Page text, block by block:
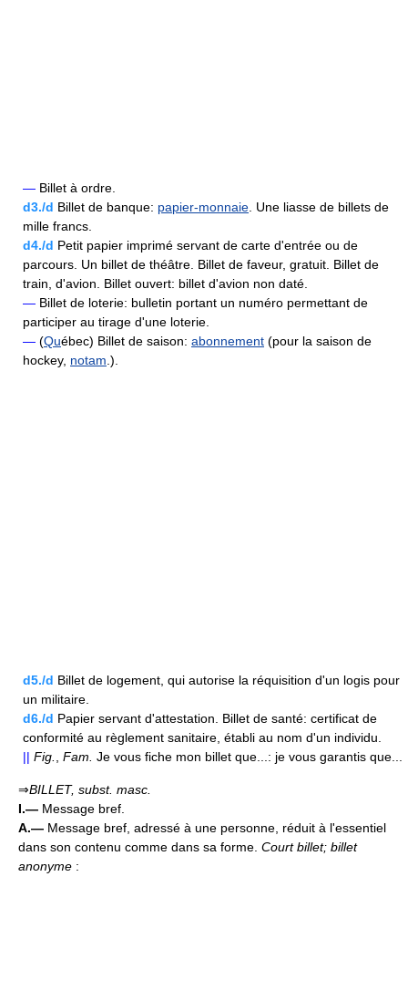
— Billet à ordre.
d3./d Billet de banque: papier-monnaie . Une liasse de billets de
mille francs.
d4./d Petit papier imprimé servant de carte d'entrée ou de
parcours. Un billet de théâtre. Billet de faveur, gratuit. Billet de
train, d'avion. Billet ouvert: billet d'avion non daté.
— Billet de loterie: bulletin portant un numéro permettant de
participer au tirage d'une loterie.
— (Québec) Billet de saison: abonnement (pour la saison de
hockey, notam .).
d5./d Billet de logement, qui autorise la réquisition d'un logis pour
un militaire.
d6./d Papier servant d'attestation. Billet de santé: certificat de
conformité au règlement sanitaire, établi au nom d'un individu.
|| Fig. Fam. Je vous fiche mon billet que...: je vous garantis que...
⇒BILLET, subst. masc.
I.— Message bref.
A.— Message bref, adressé à une personne, réduit à l'essentiel
dans son contenu comme dans sa forme. Court billet; billet
anonyme :